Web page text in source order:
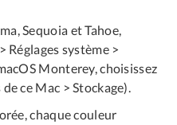
Sequoia et Tahoe,
Réglages système >
Monterey, choisissez
ce Mac > Stockage).
chaque couleur